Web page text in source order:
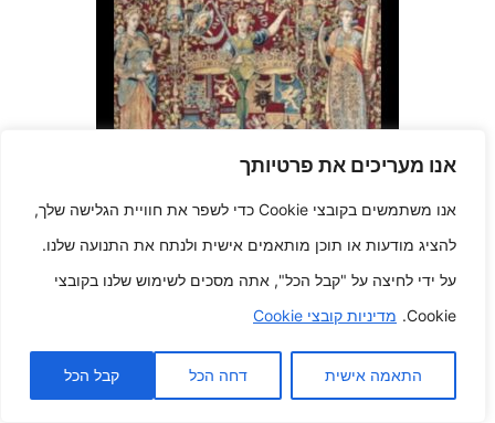
אנו מעריכים את פרטיותך
אנו משתמשים בקובצי Cookie כדי לשפר את חוויית הגלישה שלך,
להציג מודעות או תוכן מותאמים אישית ולנתח את התנועה שלנו.
על ידי לחיצה על "קבל הכל", אתה מסכים לשימוש שלנו בקובצי
Cookie. מדיניות קובצי Cookie
התאמה אישית דחה הכל קבל הכל
נרטיבים רקומים ארוגים סיפורי
אלגנטיות בארוק